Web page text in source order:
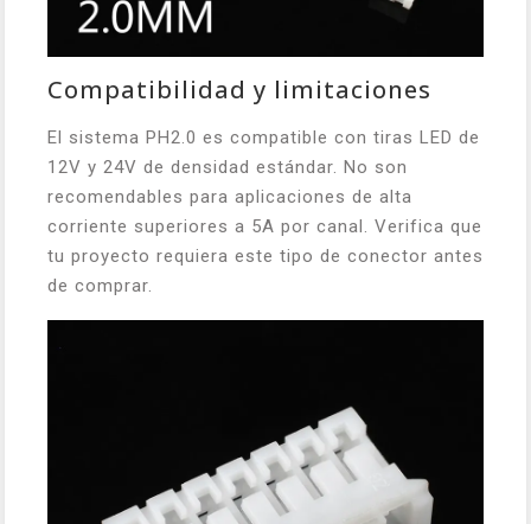
Compatibilidad y limitaciones
El sistema PH2.0 es compatible con tiras LED de
12V y 24V de densidad estándar. No son
recomendables para aplicaciones de alta
corriente superiores a 5A por canal. Verifica que
tu proyecto requiera este tipo de conector antes
de comprar.